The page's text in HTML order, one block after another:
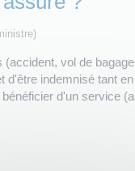
vol de
indemnisé tant
d'un service